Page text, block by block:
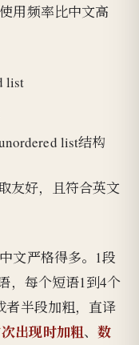
用频率比中文高
list
list结构
友好，且符合英文
文严格得多。1段
，每个短语1到4个
者半段加粗，直译
出现时加粗、 数